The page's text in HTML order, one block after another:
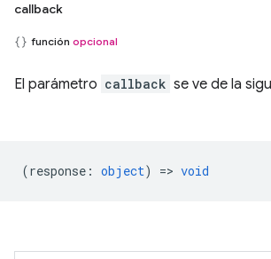
callback
función opcional
El parámetro callback se ve de la
(response : object) => void